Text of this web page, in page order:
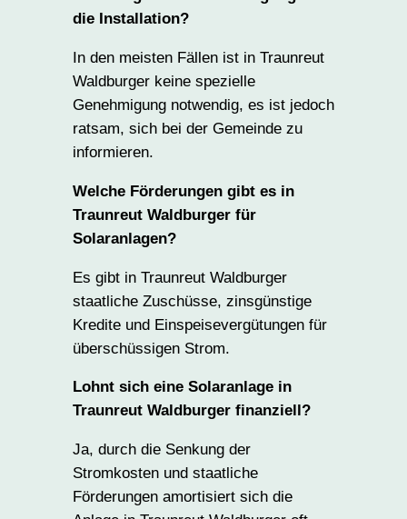
die Installation?
In den meisten Fällen ist in Traunreut
Waldburger keine spezielle
Genehmigung notwendig, es ist jedoch
ratsam, sich bei der Gemeinde zu
informieren.
Welche Förderungen gibt es in
Traunreut Waldburger für
Solaranlagen?
Es gibt in Traunreut Waldburger
staatliche Zuschüsse, zinsgünstige
Kredite und Einspeisevergütungen für
überschüssigen Strom.
Lohnt sich eine Solaranlage in
Traunreut Waldburger finanziell?
Ja, durch die Senkung der
Stromkosten und staatliche
Förderungen amortisiert sich die